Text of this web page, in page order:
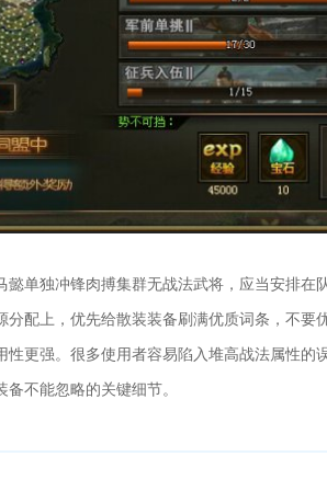
单独冲锋肉搏集群无战法武将，应当安排在
配上，优先给散装装备刷满优质词条，不要
更强。很多使用者容易陷入堆高战法属性的
不能忽略的关键细节。